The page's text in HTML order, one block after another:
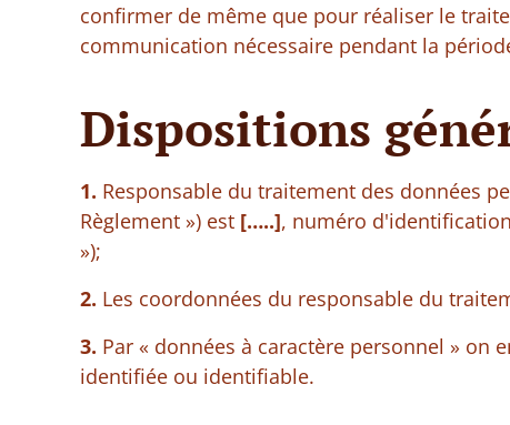
confirmer de même que pour réaliser le
communication nécessaire pendant la
Dispositions
1. Responsable du traitement des données
Règlement ») est […..], numéro d'identification
»);
2. Les coordonnées du responsable du
3. Par « données à caractère personnel »
identifiée ou identifiable.